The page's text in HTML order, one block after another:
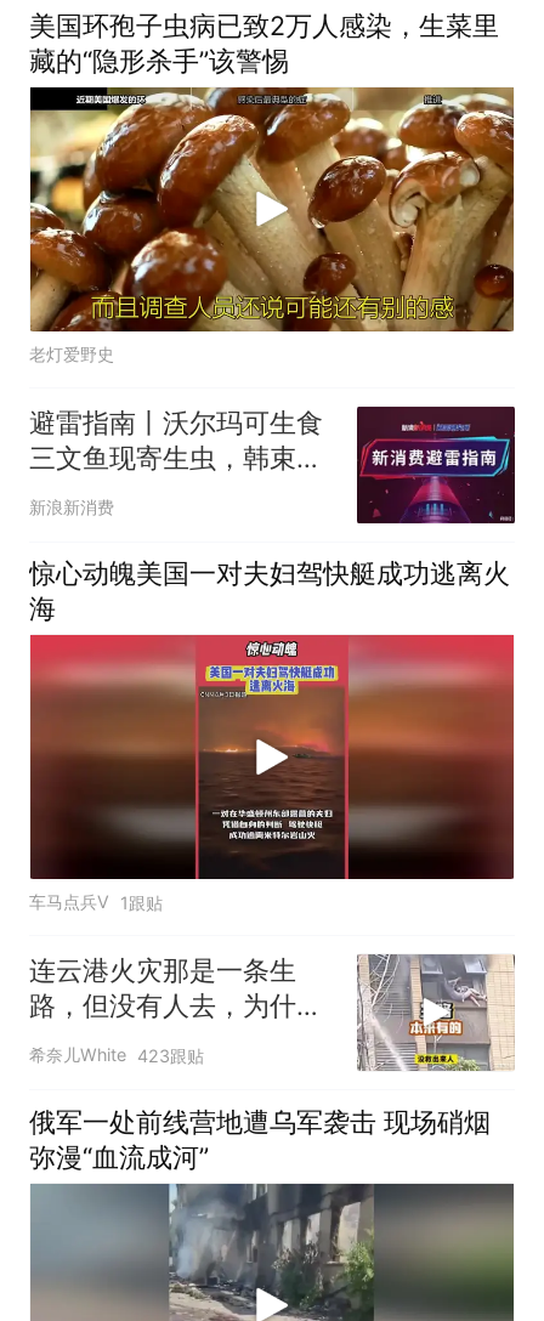
美国环孢子虫病已致2万人感染，生菜里
藏的“隐形杀手”该警惕
老灯爱野史
避雷指南丨沃尔玛可生食
三文鱼现寄生虫，韩束洗
护产品致头皮严重受损
新浪新消费
惊心动魄美国一对夫妇驾快艇成功逃离火
海
车马点兵V 1跟贴
连云港火灾那是一条生
路，但没有人去，为什
么？
希奈儿White 423跟贴
俄军一处前线营地遭乌军袭击 现场硝烟
弥漫“血流成河”